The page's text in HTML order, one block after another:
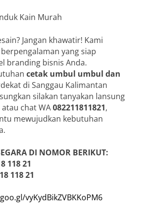
Jangan khawatir! Kami
yang siap
branding bisnis Anda.
cetak umbul umbul dan
di Sanggau Kalimantan
silakan tanyakan lansung
chat WA082211811821,
mewujudkan kebutuhan
DI NOMOR BERIKUT:
118 21
118 21
vyKydBikZVBKKoPM6